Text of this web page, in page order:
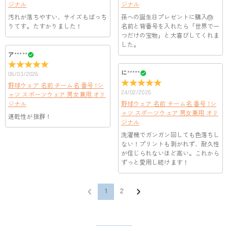
ジナル
汚れが落ちやすい、サイズもばっち
りてす。たすかりました！
ア*****
06/03/2026
野球ウェア 名前 チーム名 番号 Tシ
ャツ スポーツウェア 男女兼用 オリ
ジナル
速乾性が抜群！
ジナル
孫への誕生日プレゼントに購入🎂
名前と背番号を入れたら「世界で一
つだけの宝物」と大喜びしてくれま
した。
に*****
24/02/2026
野球ウェア 名前 チーム名 番号 Tシ
ャツ スポーツウェア 男女兼用 オリ
ジナル
洗濯機でガンガン回しても色落ちし
ない！プリントも剥がれず、耐久性
が信じられないほど高い。これから
ずっと愛用し続けます！
1 2
まずお気に入りのデザインを選んで、ページに表示した項目や
選択しを選んでから、カートに追加してご注文手続きをお願い
いたします。
服の印刷に色違いが出ることがありますか？
はい。ご覧になる環境（PCのモニタやスマホの画面）、商品撮
影時の照明等によりイメージ画像が実際の商品と色味が異なる
場合がございます。
どうやって自分に合うサイズを選びますか？
まずお気に入りのデザインを選んで、商品ページの画像にサイ
ズ表を参考して、自分に合うサイズをお選びください。測定方
法が異なるため、サイズに1〜2cm程度の誤差がある場合がござ
います。
配送＆返品について
送料はいくらですか？
送料は配送方法によって異なります。通常配送は送料が2,520
円で、16,020円以上で無料になります。速達配送は送料が5,400
円になります。90,000円以上で無料になります。（一部離島や
遠方へご発送の場合、中継料が別途加算されます。）
注文した商品はいつ届きますか？
納期=製作作業時間+配送時間 受注製作品のため、ご入金を確
認してから制作となります。大量生産品ではなく、一つ一つ手
でお作りしており、予定作業時間は商品ページに記載しており
ます。 そしてご購入の際にお選び頂いた「配送方法」の選択
によって、お届け日数が異なります。詳細は配送について
返品・交換はできますか？
お客様が商品受け取り後、60日以内の未使用品の返品は可能で
す。受注生産品のため、返品は50%の返品手数料(材料費)が発
キャンセル/返品についてまでご確認くだ